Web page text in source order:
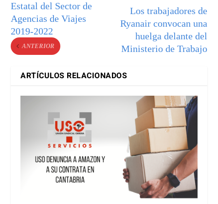
Estatal del Sector de
Agencias de Viajes
2019-2022
ANTERIOR
Los trabajadores de
Ryanair convocan una
huelga delante del
Ministerio de Trabajo
ARTÍCULOS RELACIONADOS